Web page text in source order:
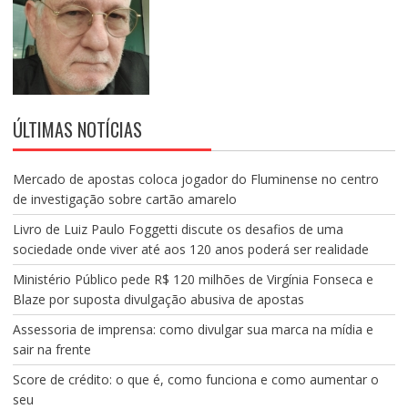
ÚLTIMAS NOTÍCIAS
Mercado de apostas coloca jogador do Fluminense no centro
de investigação sobre cartão amarelo
Livro de Luiz Paulo Foggetti discute os desafios de uma
sociedade onde viver até aos 120 anos poderá ser realidade
Ministério Público pede R$ 120 milhões de Virgínia Fonseca e
Blaze por suposta divulgação abusiva de apostas
Assessoria de imprensa: como divulgar sua marca na mídia e
sair na frente
Score de crédito: o que é, como funciona e como aumentar o
seu